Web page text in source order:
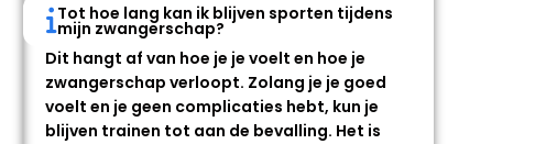
Tot hoe lang kan ik blijven sporten tijdens
mijn zwangerschap?
Dit hangt af van hoe je je voelt en hoe je
zwangerschap verloopt. Zolang je je goed
voelt en je geen complicaties hebt, kun je
blijven trainen tot aan de bevalling. Het is